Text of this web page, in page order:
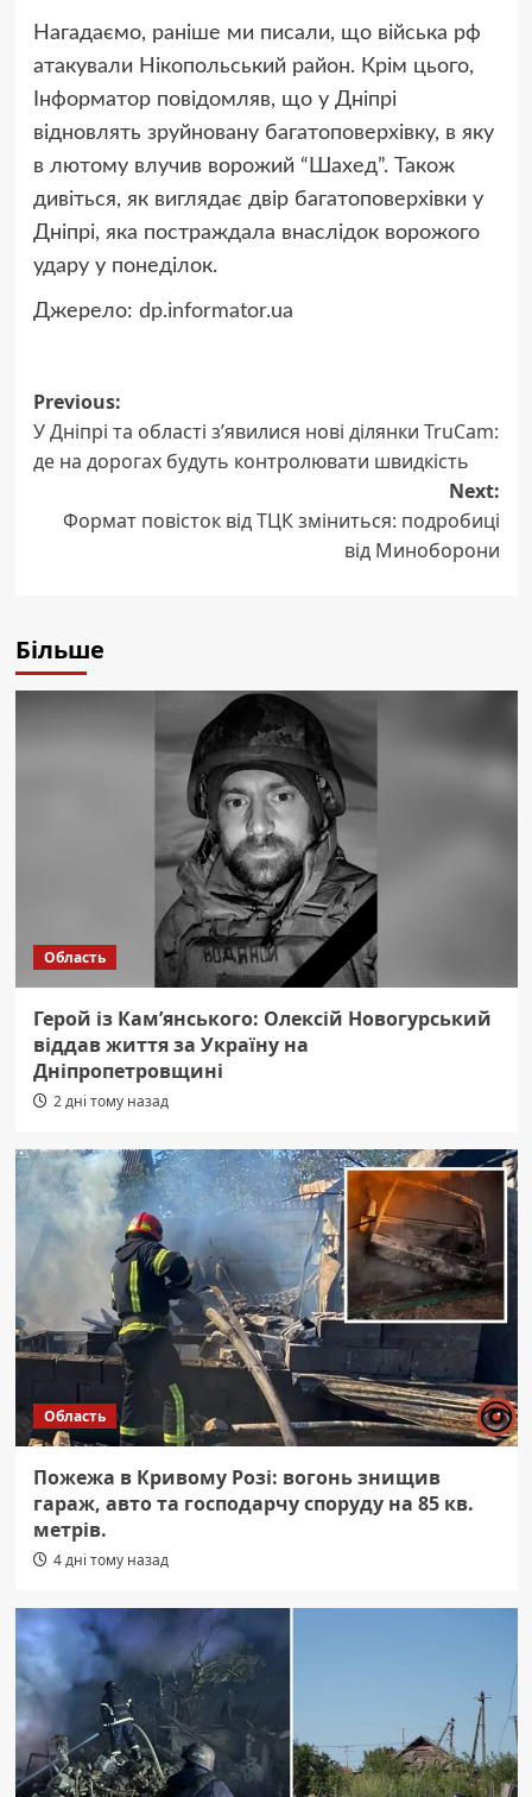
Нагадаємо, раніше ми писали, що війська рф
атакували Нікопольський район. Крім цього,
Інформатор повідомляв, що у Дніпрі
відновлять зруйновану багатоповерхівку, в яку
в лютому влучив ворожий “Шахед”. Також
дивіться, як виглядає двір багатоповерхівки у
Дніпрі, яка постраждала внаслідок ворожого
удару у понеділок.
Джерело: dp.informator.ua
Post
navigation
Previous:
У Дніпрі та області з’явилися нові ділянки TruCam:
де на дорогах будуть контролювати швидкість
Next:
Формат повісток від ТЦК зміниться: подробиці
від Миноборони
Більше
Область
Герой із Кам’янського: Олексій Новогурський
віддав життя за Україну на
Дніпропетровщині
2 дні тому назад
Область
Пожежа в Кривому Розі: вогонь знищив
гараж, авто та господарчу споруду на 85 кв.
метрів.
4 дні тому назад